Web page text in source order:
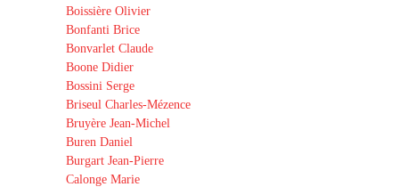
Boissière Olivier
Bonfanti Brice
Bonvarlet Claude
Boone Didier
Bossini Serge
Briseul Charles-Mézence
Bruyère Jean-Michel
Buren Daniel
Burgart Jean-Pierre
Calonge Marie